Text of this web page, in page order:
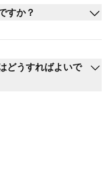
すか？
どうすればよいで